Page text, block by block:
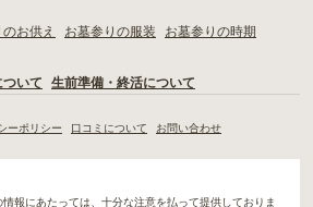
お供え お墓参りの服装
お墓参りの時期
いて 生前準備・終活について
ーポリシー 口コミについて お問い合わせ
報にあたっては、十分な注意を払って提供しておりま